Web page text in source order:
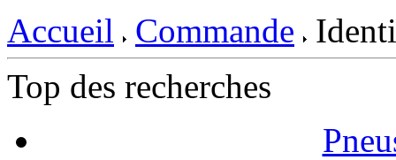
Accueil
Commande
Top des recherches